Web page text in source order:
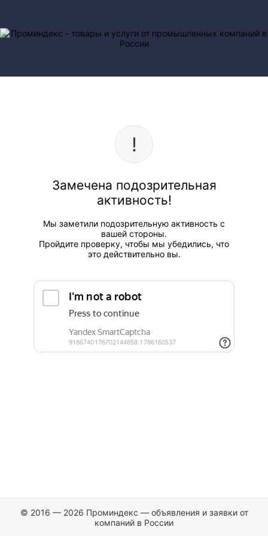
Замечена подозрительная
активность!
Мы заметили подозрительную активность с
вашей стороны.
Пройдите проверку, чтобы мы убедились, что
это действительно вы.
© 2016 — 2026 Проминдекс — объявления и заявки от
компаний в России